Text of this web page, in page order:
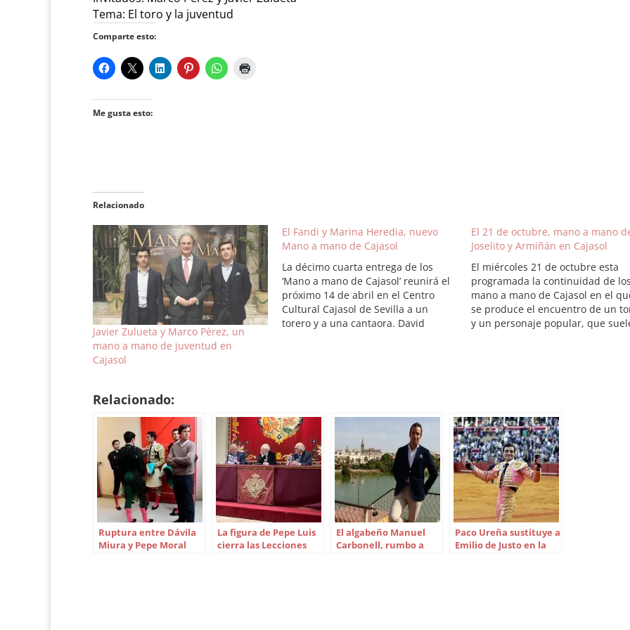
Tema: El toro y la juventud
Comparte esto:
Me gusta esto:
Relacionado
Javier Zulueta y Marco Pérez, un
mano a mano de juventud en
Cajasol
El Fandi y Marina Heredia, nuevo
Mano a mano de Cajasol
La décimo cuarta entrega de los
‘Mano a mano de Cajasol’ reunirá el
próximo 14 de abril en el Centro
Cultural Cajasol de Sevilla a un
torero y a una cantaora. David
El 21 de octubre, mano a mano
Joselito y Armiñán en Cajasol
El miércoles 21 de octubre esta
programada la continuidad de los
mano a mano de Cajasol en el
se produce el encuentro de un
y un personaje popular, que
Relacionado:
Ruptura entre Dávila
Miura y Pepe Moral
La figura de Pepe Luis
cierra las Lecciones
El algabeño Manuel
Carbonell, rumbo a
Paco Ureña sustituye a
Emilio de Justo en la